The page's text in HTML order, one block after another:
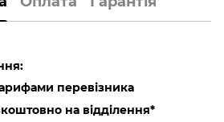
перевізника
на відділення*